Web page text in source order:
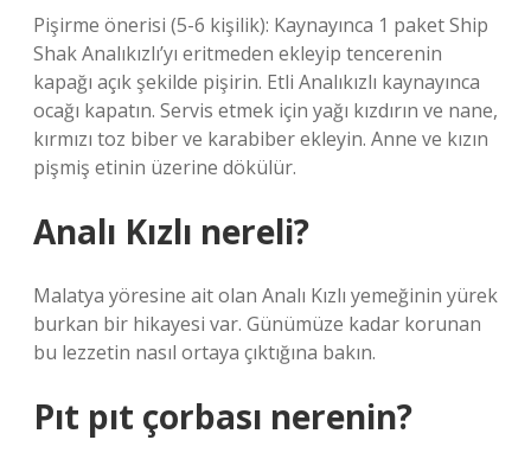
Pişirme önerisi (5-6 kişilik): Kaynayınca 1 paket Ship
Shak Analıkızlı’yı eritmeden ekleyip tencerenin
kapağı açık şekilde pişirin. Etli Analıkızlı kaynayınca
ocağı kapatın. Servis etmek için yağı kızdırın ve nane,
kırmızı toz biber ve karabiber ekleyin. Anne ve kızın
pişmiş etinin üzerine dökülür.
Analı Kızlı nereli?
Malatya yöresine ait olan Analı Kızlı yemeğinin yürek
burkan bir hikayesi var. Günümüze kadar korunan
bu lezzetin nasıl ortaya çıktığına bakın.
Pıt pıt çorbası nerenin?